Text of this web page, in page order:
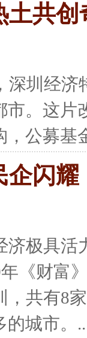
土共创
深圳经济
市。这
公募基
企闪耀
济极具活
《财富
，共有8
的城市。